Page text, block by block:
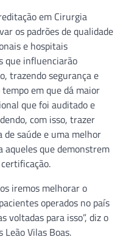
em Cirurgia
os padrões de qualidade
e hospitais
que influenciarão
trazendo segurança e
em que dá maior
que foi auditado e
com isso, trazer
de saúde e uma melhor
aqueles que demonstrem
iremos melhorar o
operados no país
voltadas para isso”, diz o
Leão Vilas Boas.